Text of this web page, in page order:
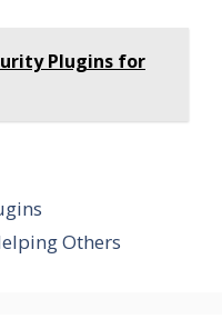
Plugins for
Others